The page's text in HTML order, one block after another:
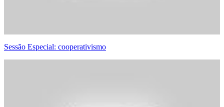
Sessão Especial: cooperativismo